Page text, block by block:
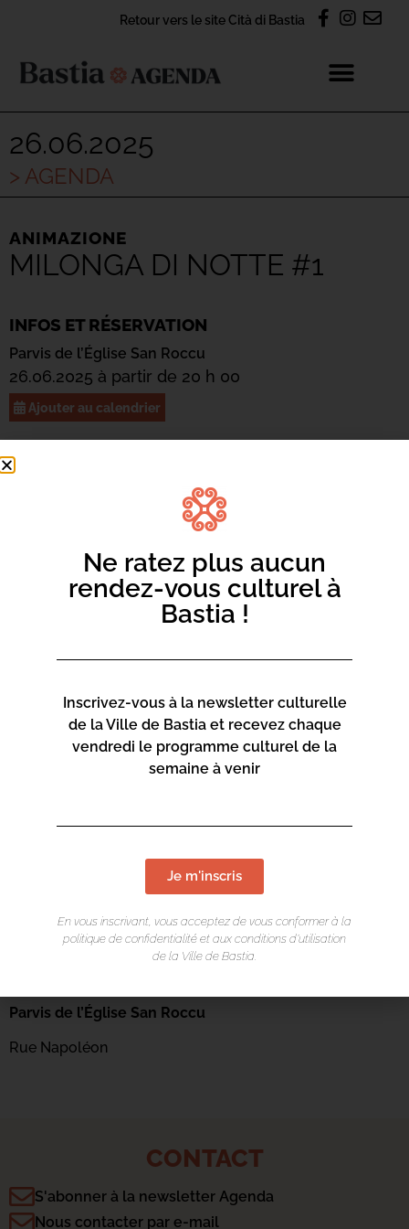
Retour vers le site Cità di Bastia
26.06.2025
> AGENDA
ANIMAZIONE
MILONGA DI NOTTE #1
INFOS ET RÉSERVATION
Parvis de l’Église San Roccu
26.06.2025 à partir de 20 h 00
Ajouter au calendrier
Chaque jeudi d’été, rejoignez le parvis de l’église San
de la salsa, et de biens d’autres danses encore !
Parvis de l’Église San Roccu
Rue Napoléon
CONTACT
S'abonner à la newsletter Agenda
Nous contacter par e-mail
Ne ratez plus aucun
rendez-vous culturel à
Bastia !
Inscrivez-vous à la newsletter culturelle
de la Ville de Bastia et recevez chaque
vendredi le programme culturel de la
semaine à venir
Je m'inscris
En vous inscrivant, vous acceptez de vous conformer à la
politique de confidentialité et aux conditions d’utilisation
de la Ville de Bastia.